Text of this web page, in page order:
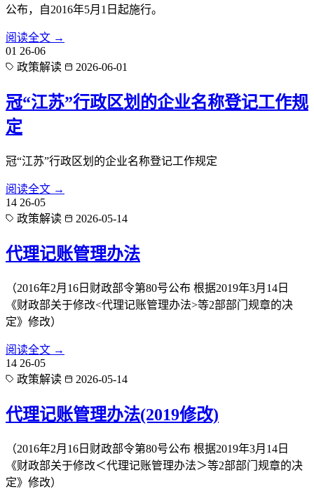
公布，自2016年5月1日起施行。
阅读全文 →
01 26-06
政策解读
2026-06-01
冠“江苏”行政区划的企业名称登记工作规
定
冠“江苏”行政区划的企业名称登记工作规定
阅读全文 →
14 26-05
政策解读
2026-05-14
代理记账管理办法
（2016年2月16日财政部令第80号公布 根据2019年3月14日
《财政部关于修改<代理记账管理办法>等2部部门规章的决
定》修改）
阅读全文 →
14 26-05
政策解读
2026-05-14
代理记账管理办法(2019修改)
（2016年2月16日财政部令第80号公布 根据2019年3月14日
《财政部关于修改＜代理记账管理办法＞等2部部门规章的决
定》修改）